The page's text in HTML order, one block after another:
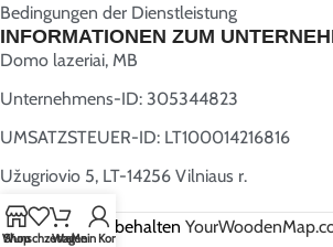
Bedingungen der Dienstleistung
INFORMATIONEN ZUM
Domo lazeriai, MB
Unternehmens-ID: 305344823
UMSATZSTEUER-ID: LT100014216816
Užugriovio 5, LT-14256 Vilniaus r.
Alle Rechte vorbehalten
Shop
Wunschzettel
WagenMein Konto